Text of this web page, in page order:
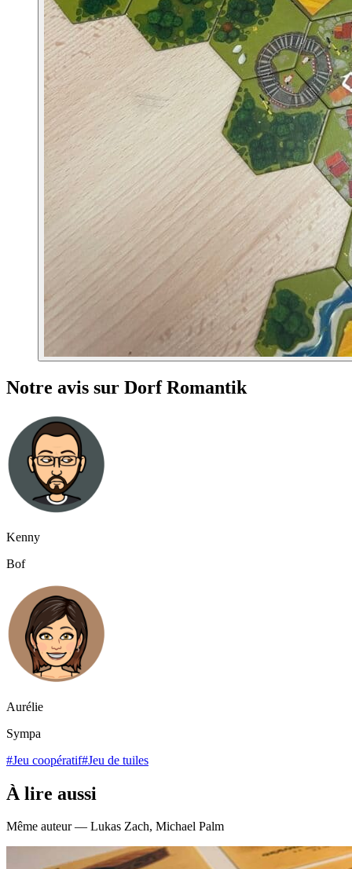
Notre avis sur Dorf Romantik
Kenny
Bof
Aurélie
Sympa
#Jeu coopératif#Jeu de tuiles
À lire aussi
Même auteur — Lukas Zach, Michael Palm